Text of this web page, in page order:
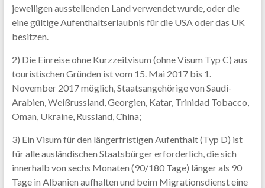
jeweiligen ausstellenden Land verwendet wurde, oder die
eine gültige Aufenthaltserlaubnis für die USA oder das UK
besitzen.
2) Die Einreise ohne Kurzzeitvisum (ohne Visum Typ C) aus
touristischen Gründen ist vom 15. Mai 2017 bis 1.
November 2017 möglich, Staatsangehörige von Saudi-
Arabien, Weißrussland, Georgien, Katar, Trinidad Tobacco,
Oman, Ukraine, Russland, China;
3) Ein Visum für den längerfristigen Aufenthalt (Typ D) ist
für alle ausländischen Staatsbürger erforderlich, die sich
innerhalb von sechs Monaten (90/180 Tage) länger als 90
Tage in Albanien aufhalten und beim Migrationsdienst eine